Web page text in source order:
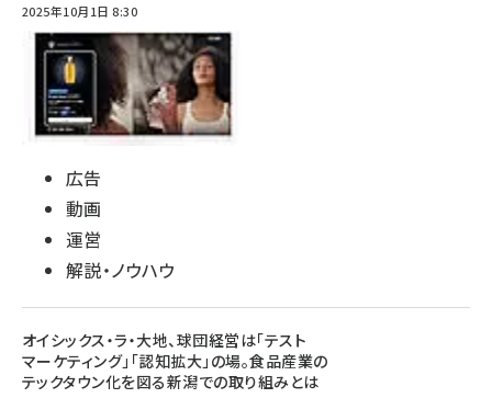
2025年10月1日 8:30
広告
動画
運営
解説・ノウハウ
オイシックス・ラ・大地、球団経営は「テスト
マーケティング」「認知拡大」の場。食品産業の
テックタウン化を図る新潟での取り組みとは